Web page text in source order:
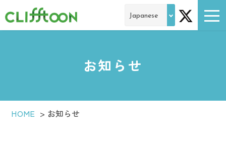
お知らせ
HOME > お知らせ